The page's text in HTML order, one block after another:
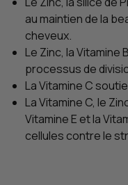
au maintien de la
cheveux.
Le Zinc, la Vitamine
processus de
La Vitamine C
La Vitamine C, le
Vitamine E et la
cellules contre le